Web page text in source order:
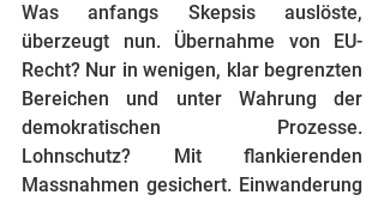
Was anfangs Skepsis auslöste,
überzeugt nun. Übernahme von EU-
Recht? Nur in wenigen, klar begrenzten
Bereichen und unter Wahrung der
demokratischen Prozesse.
Lohnschutz? Mit flankierenden
Massnahmen gesichert. Einwanderung